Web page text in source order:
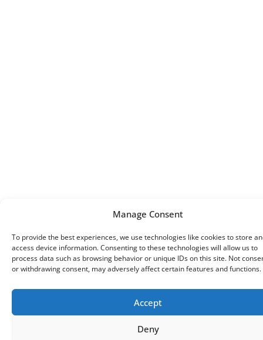
Manage Consent
To provide the best experiences, we use technologies like cookies to store
access device information. Consenting to these technologies will allow us to
process data such as browsing behavior or unique IDs on this site. Not
or withdrawing consent, may adversely affect certain features and functions.
Accept
Deny